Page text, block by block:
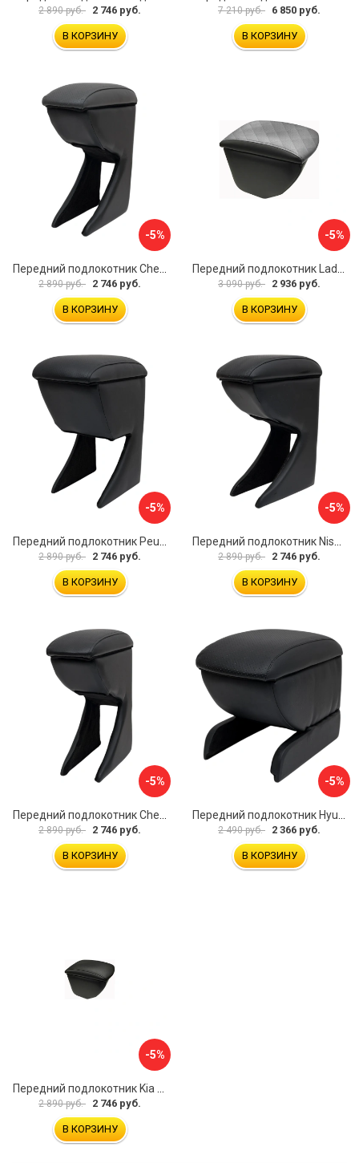
2 890 руб. 2 746 руб.
В КОРЗИНУ
7 210 руб. 6 850 руб.
В КОРЗИНУ
-5%
2 890 руб. 2 746 руб.
В КОРЗИНУ
-5%
3 090 руб. 2 936 руб.
В КОРЗИНУ
-5%
Передний подлокотник Peugeot 107 2006-2011 AVTOLIDER1 PP-Peugeot-107-01
2 890 руб. 2 746 руб.
В КОРЗИНУ
-5%
Передний подлокотник Nissan Almera 2013- AVTOLIDER1 PP-Nissan-Almera-13-01
2 890 руб. 2 746 руб.
В КОРЗИНУ
-5%
2 890 руб. 2 746 руб.
В КОРЗИНУ
-5%
2 490 руб. 2 366 руб.
В КОРЗИНУ
-5%
2 890 руб. 2 746 руб.
В КОРЗИНУ